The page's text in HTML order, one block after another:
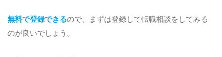
無料で登録できるので、まずは登録して転職相談をしてみる
のが良いでしょう。